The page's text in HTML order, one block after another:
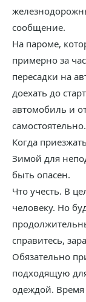
сообщение.
На пароме,
примерно за
пересадки на
доехать до
автомобиль и
самостоятельно.
Когда
Зимой для
быть опасен.
Что учесть. В
человеку. Но
справитесь,
Обязательно
подходящую
одеждой.